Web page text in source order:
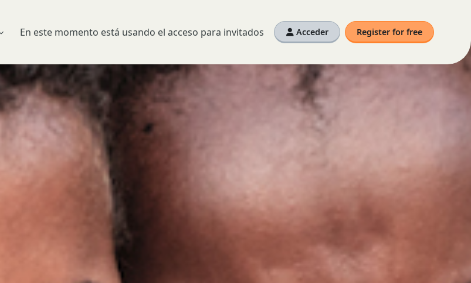
En este momento está usando el acceso para invitados Acceder Register for free